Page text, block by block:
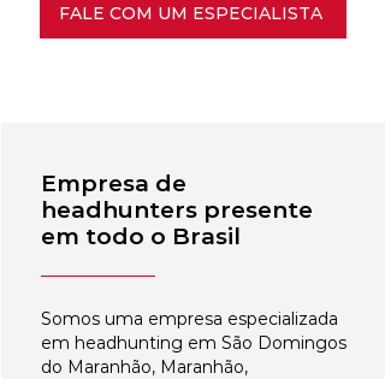
FALE COM UM ESPECIALISTA
Empresa de
headhunters presente
em todo o Brasil
Somos uma empresa especializada
em headhunting em São Domingos
do Maranhão, Maranhão,